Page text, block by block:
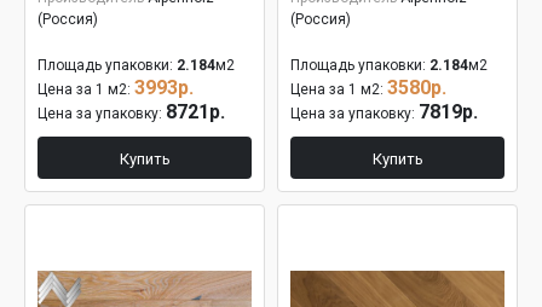
(Россия)
Площадь упаковки: 2.184м2
Цена за 1 м2: 3993р.
Цена за упаковку: 8721р.
Купить
(Россия)
Площадь упаковки: 2.184м2
Цена за 1 м2: 3580р.
Цена за упаковку: 7819р.
Купить